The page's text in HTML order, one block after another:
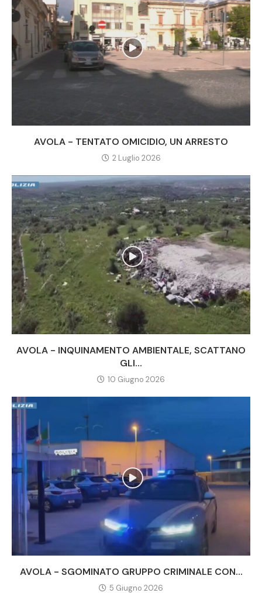
AVOLA - TENTATO OMICIDIO, UN ARRESTO
2 Luglio 2026
AVOLA - INQUINAMENTO AMBIENTALE, SCATTANO
GLI...
10 Giugno 2026
AVOLA - SGOMINATO GRUPPO CRIMINALE CON...
5 Giugno 2026